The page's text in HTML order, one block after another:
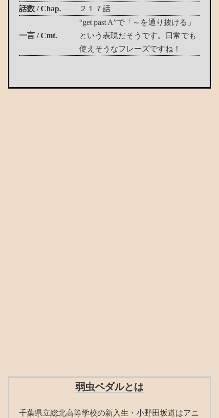
話数 / Chap.
２１７話
一言 / Cmt.
“get past A”で「～を通り抜ける」
という表現だそうです。日常でも
使えそうなフレーズですね！
弱虫ペダルとは
千葉県立総北高等学校の新入生・小野田坂道はアニ